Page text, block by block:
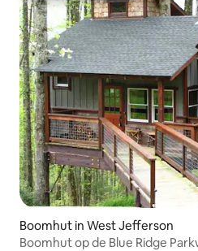
Boomhut in West Jefferson
Boomhut op de Blue Ridge